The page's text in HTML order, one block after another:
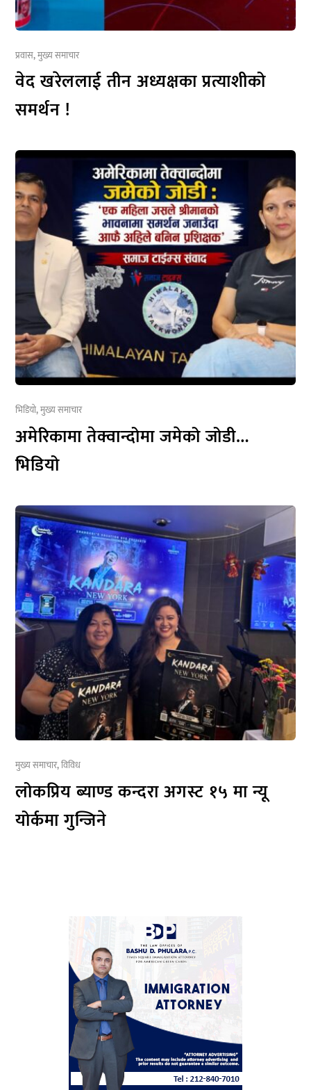
प्रवास,मुख्य समाचार
वेद खरेललाई तीन अध्यक्षका प्रत्याशीको
समर्थन !
भिडियो,मुख्य समाचार
अमेरिकामा तेक्वान्दोमा जमेको जोडी…
भिडियो
मुख्य समाचार,विविध
लोकप्रिय ब्याण्ड कन्दरा अगस्ट १५ मा न्यू
योर्कमा गुन्जिने